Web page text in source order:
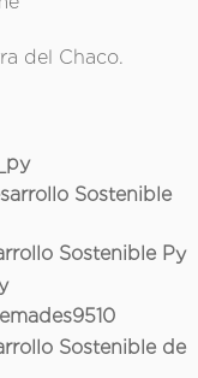
del Chaco.
Sostenible
Sostenible Py
Sostenible de